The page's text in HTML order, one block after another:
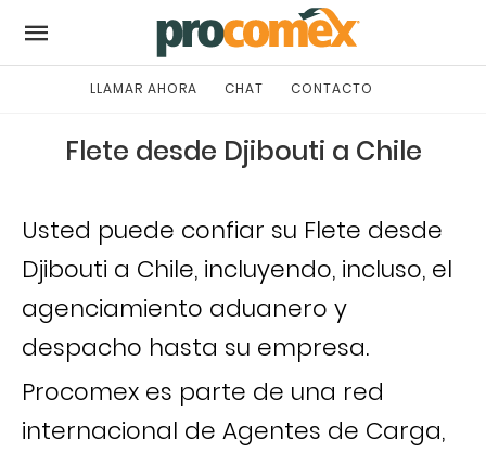
LLAMAR AHORA CHAT CONTACTO
Flete desde Djibouti a Chile
Usted puede confiar su Flete desde
Djibouti a Chile, incluyendo, incluso, el
agenciamiento aduanero y
despacho hasta su empresa.
Procomex es parte de una red
internacional de Agentes de Carga,